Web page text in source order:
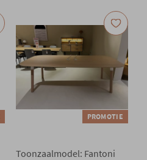
PROMOTIE
Toonzaalmodel: Fantoni